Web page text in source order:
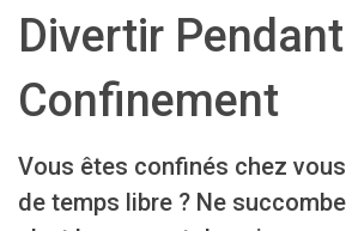
Divertir
Confinement
Vous êtes confinés chez
de temps libre ? Ne